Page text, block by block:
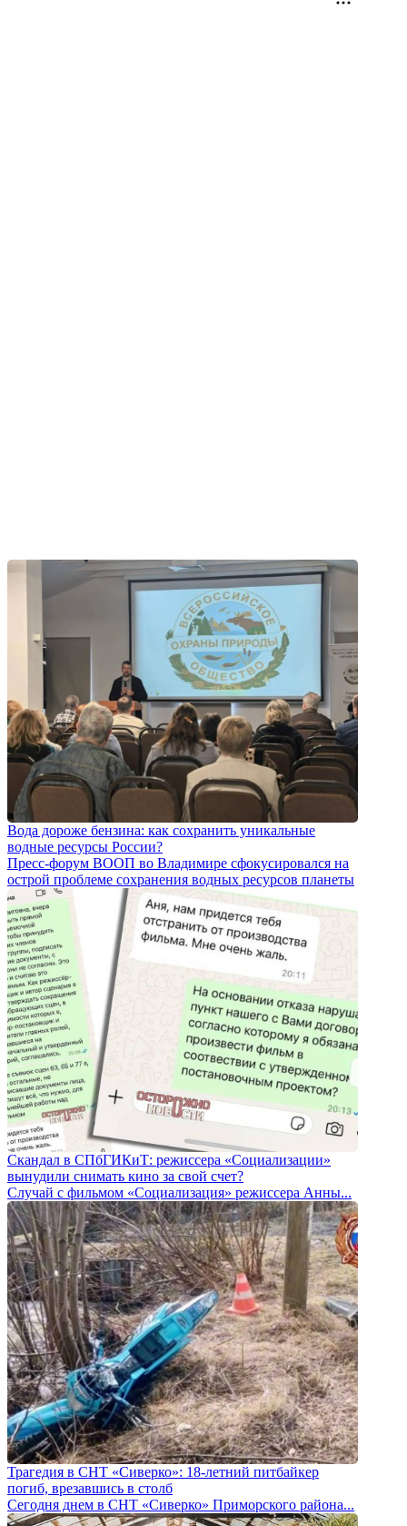
Вода дороже бензина: как сохранить уникальные
водные ресурсы России?
Пресс-форум ВООП во Владимире сфокусировался на
острой проблеме сохранения водных ресурсов планеты
Скандал в СПбГИКиТ: режиссера «Социализации»
вынудили снимать кино за свой счет?
Случай с фильмом «Социализация» режиссера Анны...
Трагедия в СНТ «Сиверко»: 18-летний питбайкер
погиб, врезавшись в столб
Сегодня днем в СНТ «Сиверко» Приморского района...